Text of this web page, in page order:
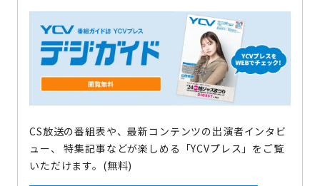
CS放送の番組表や、最新コンテンツの出演者インタビ
ュー、
特集記事などが楽しめる「YCVプレス」をご覧
いただけます。(無料)